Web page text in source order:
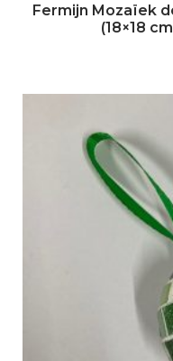
Fermijn Mozaïek
(18×18